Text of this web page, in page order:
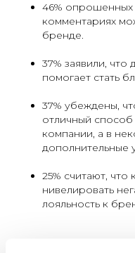
46% опрошенных
комментариях
бренде.
37% заявили, что
помогает стать
37% убеждены,
отличный способ
компании, а в
дополнительные
25% считают,
нивелировать
лояльность к